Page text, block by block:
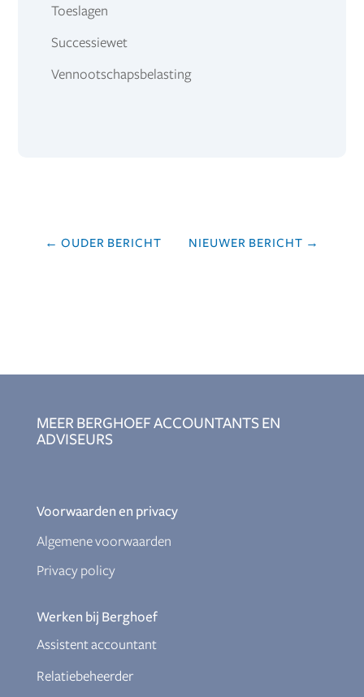
Toeslagen
Successiewet
Vennootschapsbelasting
← OUDER BERICHT NIEUWER BERICHT →
MEER BERGHOEF ACCOUNTANTS EN
ADVISEURS
Voorwaarden en privacy
Algemene voorwaarden
Privacy policy
Werken bij Berghoef
Assistent accountant
Relatiebeheerder